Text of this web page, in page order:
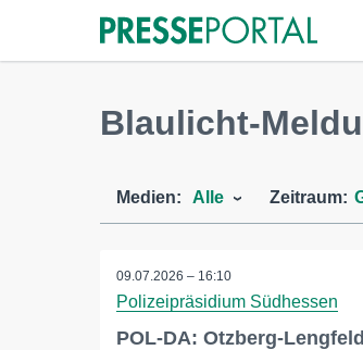
Blaulicht-
Medien: Alle Zeitraum:
09.07.2026 – 16:10
Polizeipräsidium Südhessen
POL-DA: Otzberg-